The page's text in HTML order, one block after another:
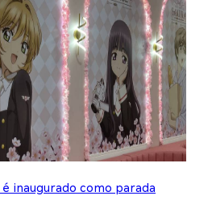
inaugurado como parada